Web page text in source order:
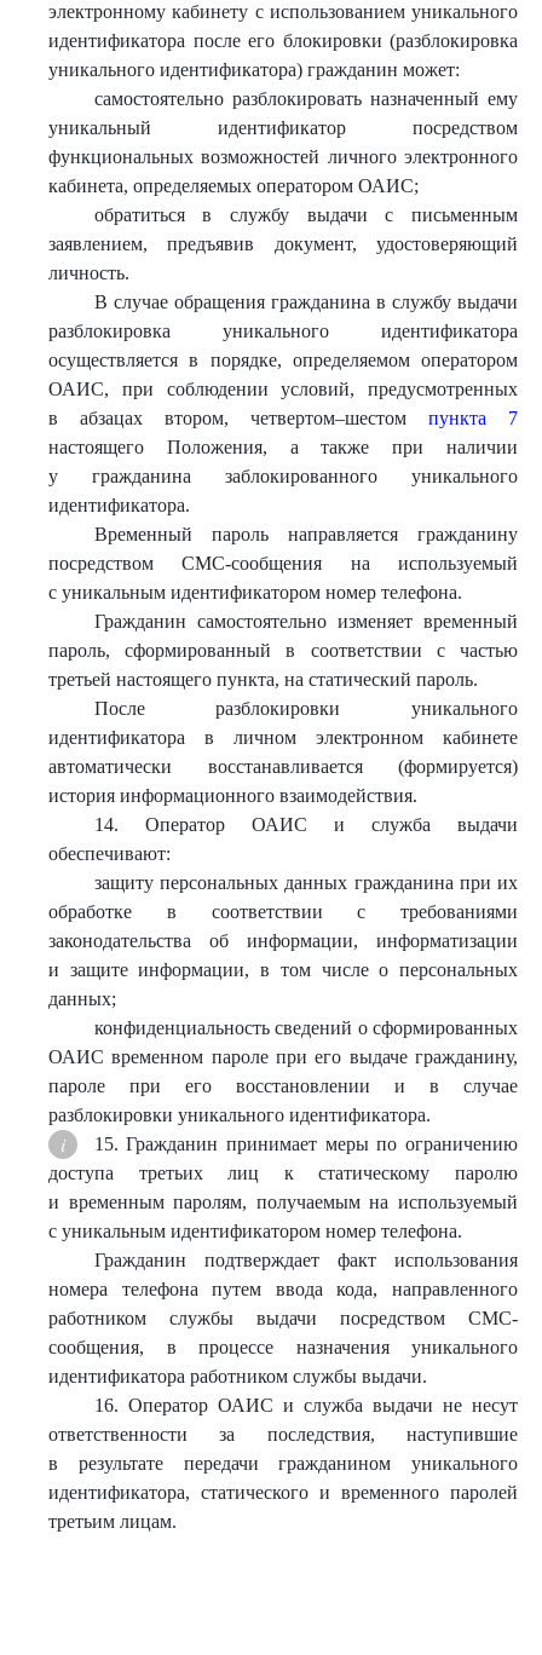
электронному кабинету с использованием уникального
идентификатора после его блокировки (разблокировка
уникального идентификатора) гражданин может:
самостоятельно разблокировать назначенный ему
уникальный идентификатор посредством
функциональных возможностей личного электронного
кабинета, определяемых оператором ОАИС;
обратиться в службу выдачи с письменным
заявлением, предъявив документ, удостоверяющий
личность.
В случае обращения гражданина в службу выдачи
разблокировка уникального идентификатора
осуществляется в порядке, определяемом оператором
ОАИС, при соблюдении условий, предусмотренных
в абзацах втором, четвертом–шестом пункта 7
настоящего Положения, а также при наличии
у гражданина заблокированного уникального
идентификатора.
Временный пароль направляется гражданину
посредством СМС-сообщения на используемый
с уникальным идентификатором номер телефона.
Гражданин самостоятельно изменяет временный
пароль, сформированный в соответствии с частью
третьей настоящего пункта, на статический пароль.
После разблокировки уникального
идентификатора в личном электронном кабинете
автоматически восстанавливается (формируется)
история информационного взаимодействия.
14. Оператор ОАИС и служба выдачи
обеспечивают:
защиту персональных данных гражданина при их
обработке в соответствии с требованиями
законодательства об информации, информатизации
и защите информации, в том числе о персональных
данных;
конфиденциальность сведений о сформированных
ОАИС временном пароле при его выдаче гражданину,
пароле при его восстановлении и в случае
разблокировки уникального идентификатора.
15. Гражданин принимает меры по ограничению
доступа третьих лиц к статическому паролю
и временным паролям, получаемым на используемый
с уникальным идентификатором номер телефона.
Гражданин подтверждает факт использования
номера телефона путем ввода кода, направленного
работником службы выдачи посредством СМС-
сообщения, в процессе назначения уникального
идентификатора работником службы выдачи.
16. Оператор ОАИС и служба выдачи не несут
ответственности за последствия, наступившие
в результате передачи гражданином уникального
идентификатора, статического и временного паролей
третьим лицам.